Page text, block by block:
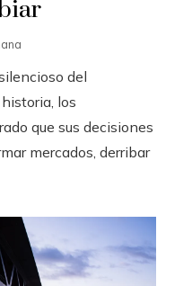
del
los
que sus decisiones
mercados, derribar